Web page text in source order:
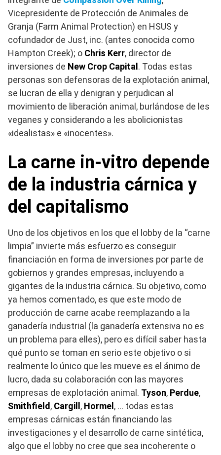
Vicepresidente de Protección de Animales de
Granja (Farm Animal Protection) en HSUS y
cofundador de Just, inc. (antes conocida como
Hampton Creek); o Chris Kerr, director de
inversiones de New Crop Capital . Todas estas
personas son defensoras de la explotación animal,
se lucran de ella y denigran y perjudican al
movimiento de liberación animal, burlándose de les
veganes y considerando a les abolicionistas
«idealistas» e «inocentes».
La carne in-vitro depende
de la industria cárnica y
del capitalismo
Uno de los objetivos en los que el lobby de la “carne
limpia” invierte más esfuerzo es conseguir
financiación en forma de inversiones por parte de
gobiernos y grandes empresas, incluyendo a
gigantes de la industria cárnica. Su objetivo, como
ya hemos comentado, es que este modo de
producción de carne acabe reemplazando a la
ganadería industrial (la ganadería extensiva no es
un problema para elles), pero es difícil saber hasta
qué punto se toman en serio este objetivo o si
realmente lo único que les mueve es el ánimo de
lucro, dada su colaboración con las mayores
empresas de explotación animal. Tyson, Perdue,
Smithfield , Cargill , Hormel , … todas estas
empresas cárnicas están financiando las
investigaciones y el desarrollo de carne sintética,
algo que el lobby no cree que sea incoherente o